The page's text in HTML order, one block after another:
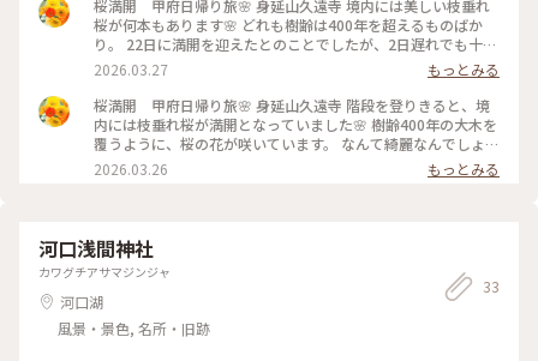
桜の町🌸 今度はのんびり近くで宿泊して訪れてみたいなと思
います。 #桜 #春 #甲府 #身延山久遠寺 #帰りの電車からの景色
桜満開 甲府日帰り旅🌸 身延山久遠寺 境内には美しい枝垂れ
桜が何本もあります🌸 どれも樹齢は400年を超えるものばか
り。 22日に満開を迎えたとのことでしたが、2日遅れでも十分
に堪能することができました。 #桜 #身延山久遠寺 #枝垂れ桜
#ちいさな列車旅 #今回は #縦バージョン #どこから見ても美し
い境内
2026.03.27
もっとみる
桜満開 甲府日帰り旅🌸 身延山久遠寺 階段を登りきると、境
内には枝垂れ桜が満開となっていました🌸 樹齢400年の大木を
覆うように、桜の花が咲いています。 なんて綺麗なんでしょう
✨️ 満開の枝垂れ桜を見ることができ、嬉しさが溢れてきます。
#春 #枝垂れ桜 #身延山久遠寺 #大本堂から #お寺内部も #入れ
2026.03.26 もっとみる
河口浅間神社
カワグチアサマジンジャ
河口湖
風景・景色, 名所・旧跡
33